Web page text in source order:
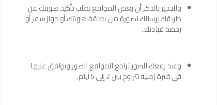
والجدير بالذكر أن بعض المواقع تطلب تأكيد هويتك عن
طريقك إرسالك لصورة من بطاقة هويتك أو جواز سفر أو
رخصة قيادتك.
وعند رفعك للصور تراجع المواقع الصور وتوافق عليها
في فترة زمنية تتراوح بين 2 إلى 5 أيام.